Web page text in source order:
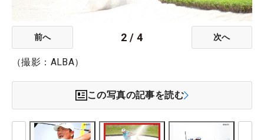
前へ 2 /4 次へ
（撮影：ALBA）
この写真の記事を読む